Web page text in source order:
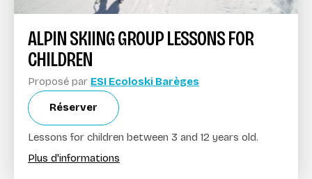
ALPIN SKIING GROUP LESSONS FOR
CHILDREN
Proposé par ESI Ecoloski Barèges
Réserver
Lessons for children between 3 and 12 years old.
Plus d'informations